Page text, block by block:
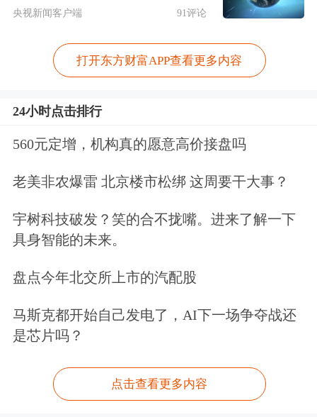
实中阻碍重重。以“反向抵押”为代表的
金融产品，要求老年人将房产抵押给金
融机构以换取养老金，在老年人身故后
金融机构获得抵押房产处置权。这一流
与我国家庭“守房传家”的传统观念冲
突，老年人也担忧抵押后丧失房产控制
权；在供给端，金融机构则对承担房价
波动风险心存顾虑。双重困境的结果，
自然是此类产品始终难以形成规模效
应。
困局在政策与制度创新中迎来转机。
2023年10月底召开的中央金融工作会议
央视新闻客户端 91评论
打开东方财富APP查看更多内容
24小时点击排行
560元定增，机构真的愿意高价接盘吗
老美非农爆雷 北京楼市松绑 这周要干大事？
宇树科技破发？笑的合不拢嘴。进来了解一下
具身智能的未来。
盘点今年北交所上市的汽配股
马斯克都开始自己发电了，AI下一场争夺战还
是芯片吗？
点击查看更多内容